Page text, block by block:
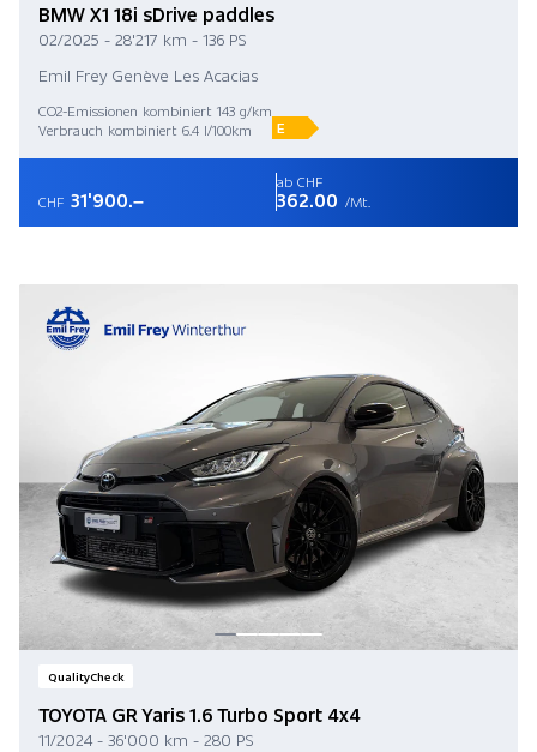
BMW X1 18i sDrive paddles
02/2025 - 28'217 km - 136 PS
Emil Frey Genève Les Acacias
CO2-Emissionen kombiniert 143 g/km
Verbrauch kombiniert 6.4 l/100km
E
CHF 31'900.–
ab CHF
362.00 /Mt.
QualityCheck
TOYOTA GR Yaris 1.6 Turbo Sport 4x4
11/2024 - 36'000 km - 280 PS